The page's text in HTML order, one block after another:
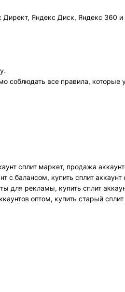
Директ, Яндекс Диск, Яндекс 360 и
соблюдать все правила, которые
сплит маркет, продажа
с балансом, купить сплит
для рекламы, купить сплит
оптом, купить старый сплит